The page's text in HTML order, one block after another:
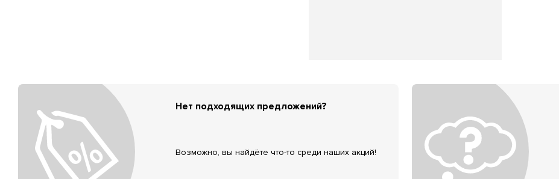
Нет подходящих предложений?
Возможно, вы найдёте что-то среди наших акций!